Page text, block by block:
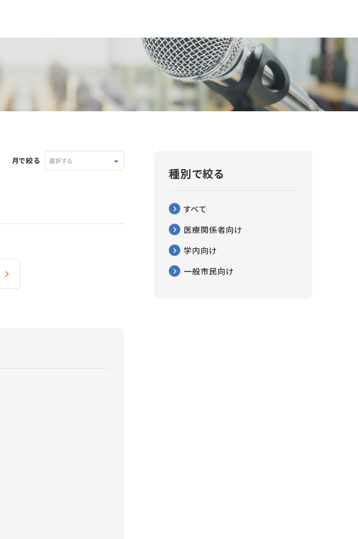
月で絞る 選択する
種別で絞る
すべて
医療関係者向け
学内向け
一般市民向け